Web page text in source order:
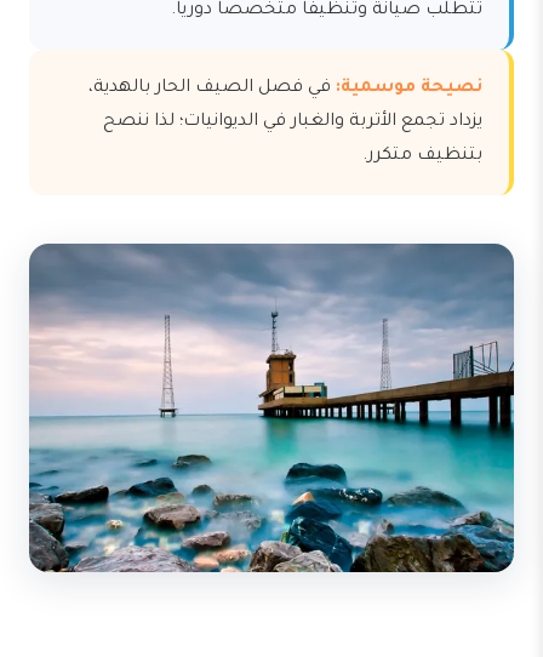
تتطلب صيانة وتنظيفاً متخصصاً دورياً.
نصيحة موسمية: في فصل الصيف الحار بالهدية،
يزداد تجمع الأتربة والغبار في الديوانيات؛ لذا ننصح
بتنظيف متكرر.